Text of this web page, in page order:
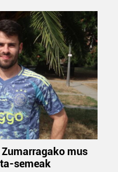
mus
semeak